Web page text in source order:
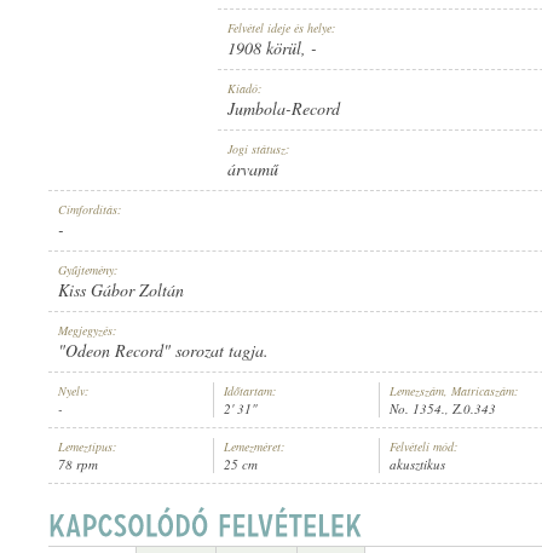
ISMERETLEN KATONAZENEKAR
LEMEZSZÁM:
Felvétel ideje és helye:
1908 körül, -
Kiadó:
Jumbola-Record
Jogi státusz:
árvamű
Címfordítás:
-
Gyűjtemény:
Kiss Gábor Zoltán
Megjegyzés:
"Odeon Record" sorozat tagja.
Nyelv:
-
Időtartam:
2' 31"
Lemezszám, Matricaszám:
No. 1354., Z.0.343
Lemeztípus:
78 rpm
Lemezméret:
25 cm
Felvételi mód:
akusztikus